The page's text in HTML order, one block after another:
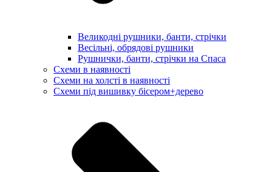
Великодні рушники, банти, стрічки
Весільні, обрядові рушники
Рушнички, банти, стрічки на Спаса
Схеми в наявності
Схеми на холсті в наявності
Схеми під вишивку бісером+дерево